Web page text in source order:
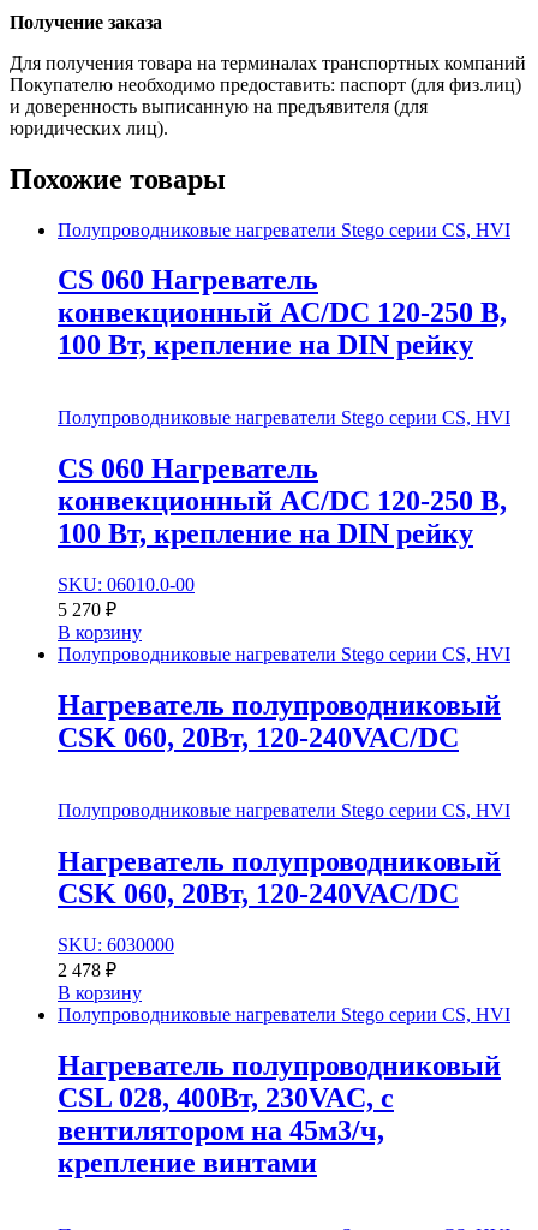
Получение заказа
Для получения товара на терминалах транспортных компаний
Покупателю необходимо предоставить: паспорт (для физ.лиц)
и доверенность выписанную на предъявителя (для
юридических лиц).
Похожие товары
Полупроводниковые нагреватели Stego серии CS, HVI
CS 060 Нагреватель
конвекционный AC/DC 120-250 В,
100 Вт, крепление на DIN рейку
Полупроводниковые нагреватели Stego серии CS, HVI
CS 060 Нагреватель
конвекционный AC/DC 120-250 В,
100 Вт, крепление на DIN рейку
SKU: 06010.0-00
5 270 ₽
В корзину
Полупроводниковые нагреватели Stego серии CS, HVI
Нагреватель полупроводниковый
CSK 060, 20Вт, 120-240VAC/DC
Полупроводниковые нагреватели Stego серии CS, HVI
Нагреватель полупроводниковый
CSK 060, 20Вт, 120-240VAC/DC
SKU: 6030000
2 478 ₽
В корзину
Полупроводниковые нагреватели Stego серии CS, HVI
Нагреватель полупроводниковый
CSL 028, 400Вт, 230VAC, с
вентилятором на 45м3/ч,
крепление винтами